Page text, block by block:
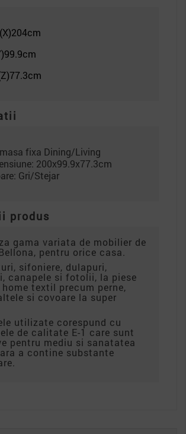
cm
cm
fixa Dining/Living
200x99.9x77.3cm
Gri/Stejar
produs
gama variata de mobilier de
pentru orice casa.
sifoniere, dulapuri,
canapele si fotolii, la piese
textil precum perne,
si covoare la super
utilizate corespund cu
de calitate E-1 care sunt
pentru mediu si sanatatea
a contine substante